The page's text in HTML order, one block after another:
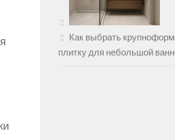
Как выбрать
плитку для небольшой